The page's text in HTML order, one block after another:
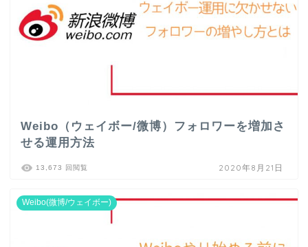
Weibo（ウェイボー/微博）フォロワーを増加さ
せる運用方法
13,673 回閲覧 2020年8月21日
Weibo(微博/ウェイボー)